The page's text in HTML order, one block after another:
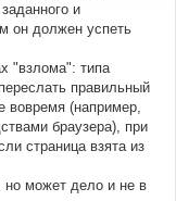
и
он должен успеть
"взлома": типа
правильный
вовремя (например,
браузера), при
страница взята из
но может дело и не в